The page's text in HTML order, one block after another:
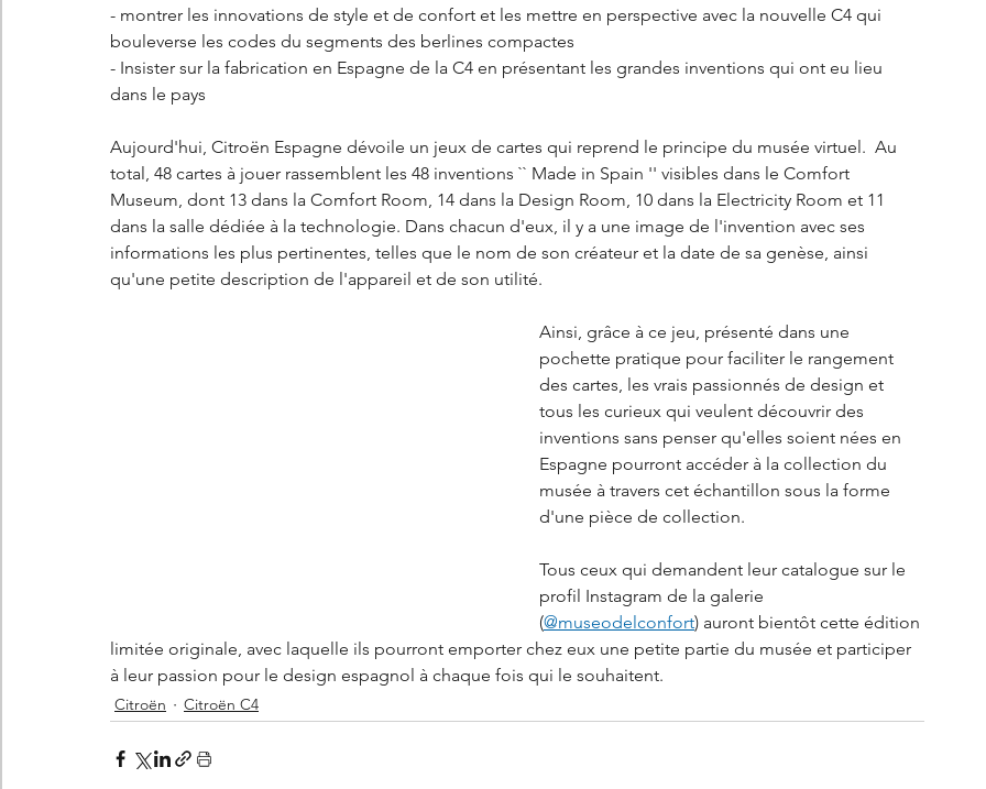
- montrer les innovations de style et de confort et les mettre en perspective avec la nouvelle C4 qui
bouleverse les codes du segments des berlines compactes
- Insister sur la fabrication en Espagne de la C4 en présentant les grandes inventions qui ont eu lieu
dans le pays
Aujourd'hui, Citroën Espagne dévoile un jeux de cartes qui reprend le principe du musée virtuel.  Au
total, 48 cartes à jouer rassemblent les 48 inventions `` Made in Spain '' visibles dans le Comfort
Museum, dont 13 dans la Comfort Room, 14 dans la Design Room, 10 dans la Electricity Room et 11
dans la salle dédiée à la technologie. Dans chacun d'eux, il y a une image de l'invention avec ses
informations les plus pertinentes, telles que le nom de son créateur et la date de sa genèse, ainsi
qu'une petite description de l'appareil et de son utilité.
Ainsi, grâce à ce jeu, présenté dans une
pochette pratique pour faciliter le rangement
des cartes, les vrais passionnés de design et
tous les curieux qui veulent découvrir des
inventions sans penser qu'elles soient nées en
Espagne pourront accéder à la collection du
musée à travers cet échantillon sous la forme
d'une pièce de collection.
Tous ceux qui demandent leur catalogue sur le
profil Instagram de la galerie
(@museodelconfort) auront bientôt cette édition
limitée originale, avec laquelle ils pourront emporter chez eux une petite partie du musée et participer
à leur passion pour le design espagnol à chaque fois qui le souhaitent.
Citroën Citroën C4